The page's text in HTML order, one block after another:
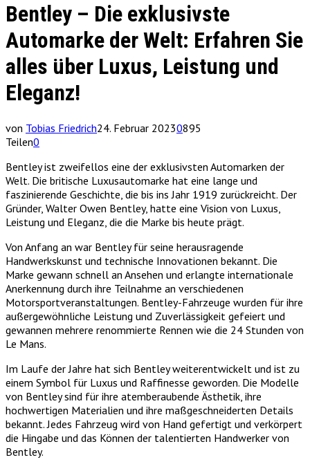
Bentley – Die exklusivste
Automarke der Welt: Erfahren Sie
alles über Luxus, Leistung und
Eleganz!
von Tobias Friedrich24. Februar 20230895
Teilen0
Bentley ist zweifellos eine der exklusivsten Automarken der
Welt. Die britische Luxusautomarke hat eine lange und
faszinierende Geschichte, die bis ins Jahr 1919 zurückreicht. Der
Gründer, Walter Owen Bentley, hatte eine Vision von Luxus,
Leistung und Eleganz, die die Marke bis heute prägt.
Von Anfang an war Bentley für seine herausragende
Handwerkskunst und technische Innovationen bekannt. Die
Marke gewann schnell an Ansehen und erlangte internationale
Anerkennung durch ihre Teilnahme an verschiedenen
Motorsportveranstaltungen. Bentley-Fahrzeuge wurden für ihre
außergewöhnliche Leistung und Zuverlässigkeit gefeiert und
gewannen mehrere renommierte Rennen wie die 24 Stunden von
Le Mans.
Im Laufe der Jahre hat sich Bentley weiterentwickelt und ist zu
einem Symbol für Luxus und Raffinesse geworden. Die Modelle
von Bentley sind für ihre atemberaubende Ästhetik, ihre
hochwertigen Materialien und ihre maßgeschneiderten Details
bekannt. Jedes Fahrzeug wird von Hand gefertigt und verkörpert
die Hingabe und das Können der talentierten Handwerker von
Bentley.